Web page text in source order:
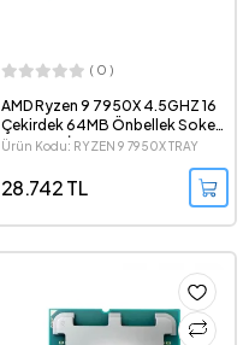
( 0 )
AMD Ryzen 9 7950X 4.5GHZ 16
Çekirdek 64MB Önbellek Soket
AM5 Tray İşlemci
Ürün Kodu: RYZEN 9 7950X TRAY
28.742 TL